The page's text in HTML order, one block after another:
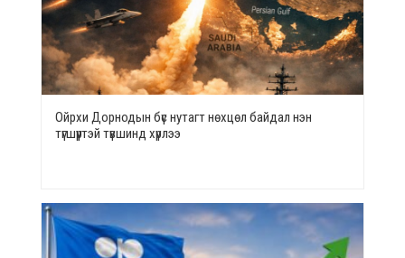
Ойрхи Дорнодын бүс нутагт нөхцөл байдал нэн
түгшүүртэй түвшинд хүрлээ